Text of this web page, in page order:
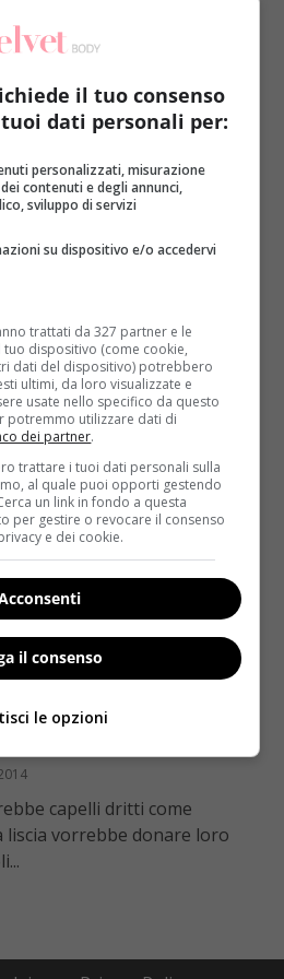
avere capelli sempre
Corti, medi o lunghi non
siano lisci, anzi, liscissimi...
le 10 cose da non fare
capelli dritti come
vorrebbe donare loro
il tuo consenso
dati personali per:
personalizzati, misurazione
contenuti e degli annunci,
sviluppo di servizi
su dispositivo e/o accedervi
trattati da 327 partner e le
dispositivo (come cookie,
dati del dispositivo) potrebbero
ultimi, da loro visualizzate e
usate nello specifico da questo
potremmo utilizzare dati di
dei partner.
trattare i tuoi dati personali sulla
al quale puoi opporti gestendo
un link in fondo a questa
per gestire o revocare il consenso
e dei cookie.
il consenso
le opzioni